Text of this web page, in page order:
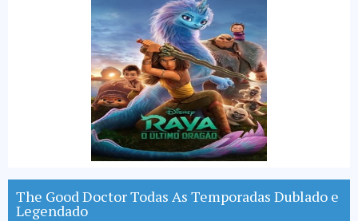
The Good Doctor Todas As Temporadas Dublado e
Legendado